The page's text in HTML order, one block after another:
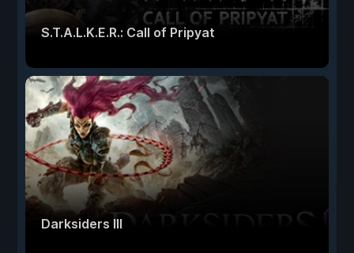
S.T.A.L.K.E.R.: Call of Pripyat
Darksiders III